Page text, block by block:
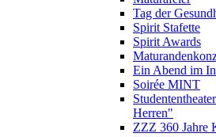
Tag der
Spirit Stafette
Spirit Awards
Ein Abend im
Soirée MINT
Herren"
ZZZ 360 Jahre